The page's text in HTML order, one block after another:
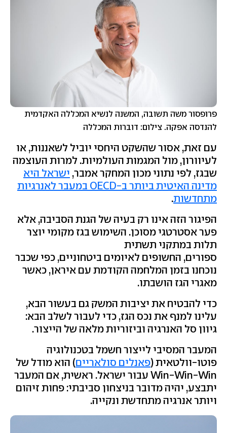
פרופסור משה תשובה, המשנה לנשיא המכללה האקדמית
להנדסה אפקה. צילום: דוברות המכללה
עם זאת, אסור שהשקט היחסי יוביל לשאננות, או
לעיוורון, מול המגמות העולמיות. למרות העוצמה
שבגז, לפי נתוני מכון המחקר אמבר, ישראל היא
מדינה האיטית ביותר ב-OECD במעבר לאנרגיות
מתחדשות.
הפיגור הזה אינו רק בעיה של הגנת הסביבה, אלא
פער אסטרטגי מסוכן. השימוש בגז מקומי יוצר
תלות במתקני תשתית
ספורים, החשופים לאיומים ביטחוניים, כפי שכבר
נוכחנו בזמן המלחמה הקודמת עם איראן, כאשר
מאגרי הגז הושבתו.
כדי להבטיח את יציבות המשק גם בעשור הבא,
עלינו למנף את נכס הגז, כדי לעבור לשלב הבא:
גיוון סל האנרגיה וביזוריות מלאה של הייצור.
המעבר המסיבי לייצור חשמל בטכנולוגיה
פוטו-וולטאית (פאנלים סולאריים) הוא מודל של
Win-Win-Win עבור ישראל. ראשית, אם המעבר
יתבצע, יהיה מדובר בניצחון סביבתי: פחות זיהום
ויותר אנרגיה מתחדשת ונקייה.